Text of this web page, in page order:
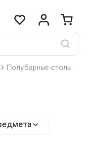
Полубарные столы